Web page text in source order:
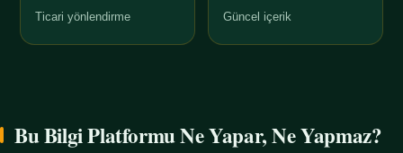
Ticari yönlendirme Güncel içerik
Bu Bilgi Platformu Ne Yapar, Ne Yapmaz?